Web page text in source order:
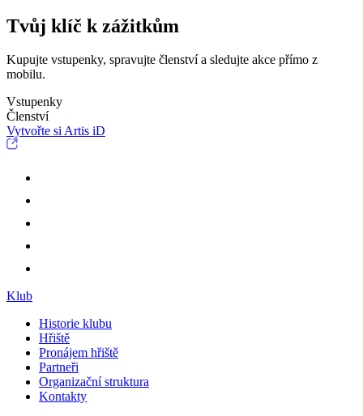
Tvůj klíč k zážitkům
Kupujte vstupenky, spravujte členství a sledujte akce přímo z
mobilu.
Vstupenky
Členství
Vytvořte si Artis iD
Klub
Historie klubu
Hřiště
Pronájem hřiště
Partneři
Organizační struktura
Kontakty